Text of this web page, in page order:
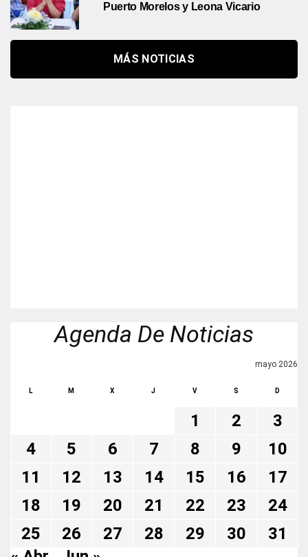
Puerto Morelos y Leona Vicario
MÁS NOTICIAS
Agenda De Noticias
mayo 2026
L M X J V S D
1 2
3
4
5 6 7 8 9
10
11
12 13 14 15 16
17
18
19 20 21 22 23
24
25
26 27 28 29 30
31